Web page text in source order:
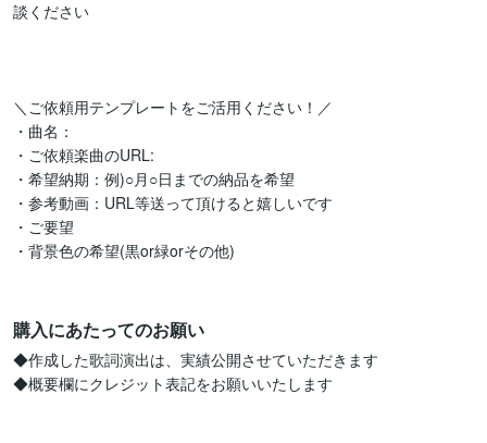
談ください
＼ご依頼用テンプレートをご活用ください！／
・曲名：
・ご依頼楽曲のURL:
・希望納期：例)○月○日までの納品を希望
・参考動画：URL等送って頂けると嬉しいです
・ご要望
・背景色の希望(黒or緑orその他)
購入にあたってのお願い
◆作成した歌詞演出は、実績公開させていただきます
◆概要欄にクレジット表記をお願いいたします